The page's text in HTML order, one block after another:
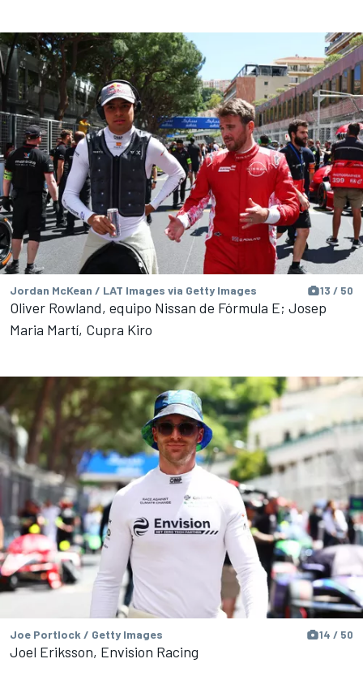
Jordan McKean / LAT Images via Getty Images 13 / 50
Oliver Rowland, equipo Nissan de Fórmula E; Josep
Maria Martí, Cupra Kiro
Joe Portlock / Getty Images 14 / 50
Joel Eriksson, Envision Racing